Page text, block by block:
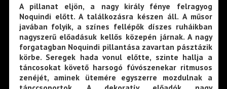
A pillanat eljön, a nagy király fénye felragyog
Noquindi előtt. A találkozásra készen áll. A műsor
javában folyik, a színes fellépők díszes ruháikban
nagyszerű előadásuk kellős közepén járnak. A nagy
forgatagban Noquindi pillantása zavartan pásztázik
körbe. Seregek hada vonul előtte, szinte hallja a
táncosokat követő harsogó fúvószenekar ritmusos
zenéjét, aminek ütemére egyszerre mozdulnak a